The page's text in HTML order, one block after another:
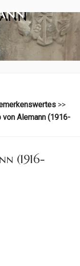
>>
von Alemann (1916-
(1916-